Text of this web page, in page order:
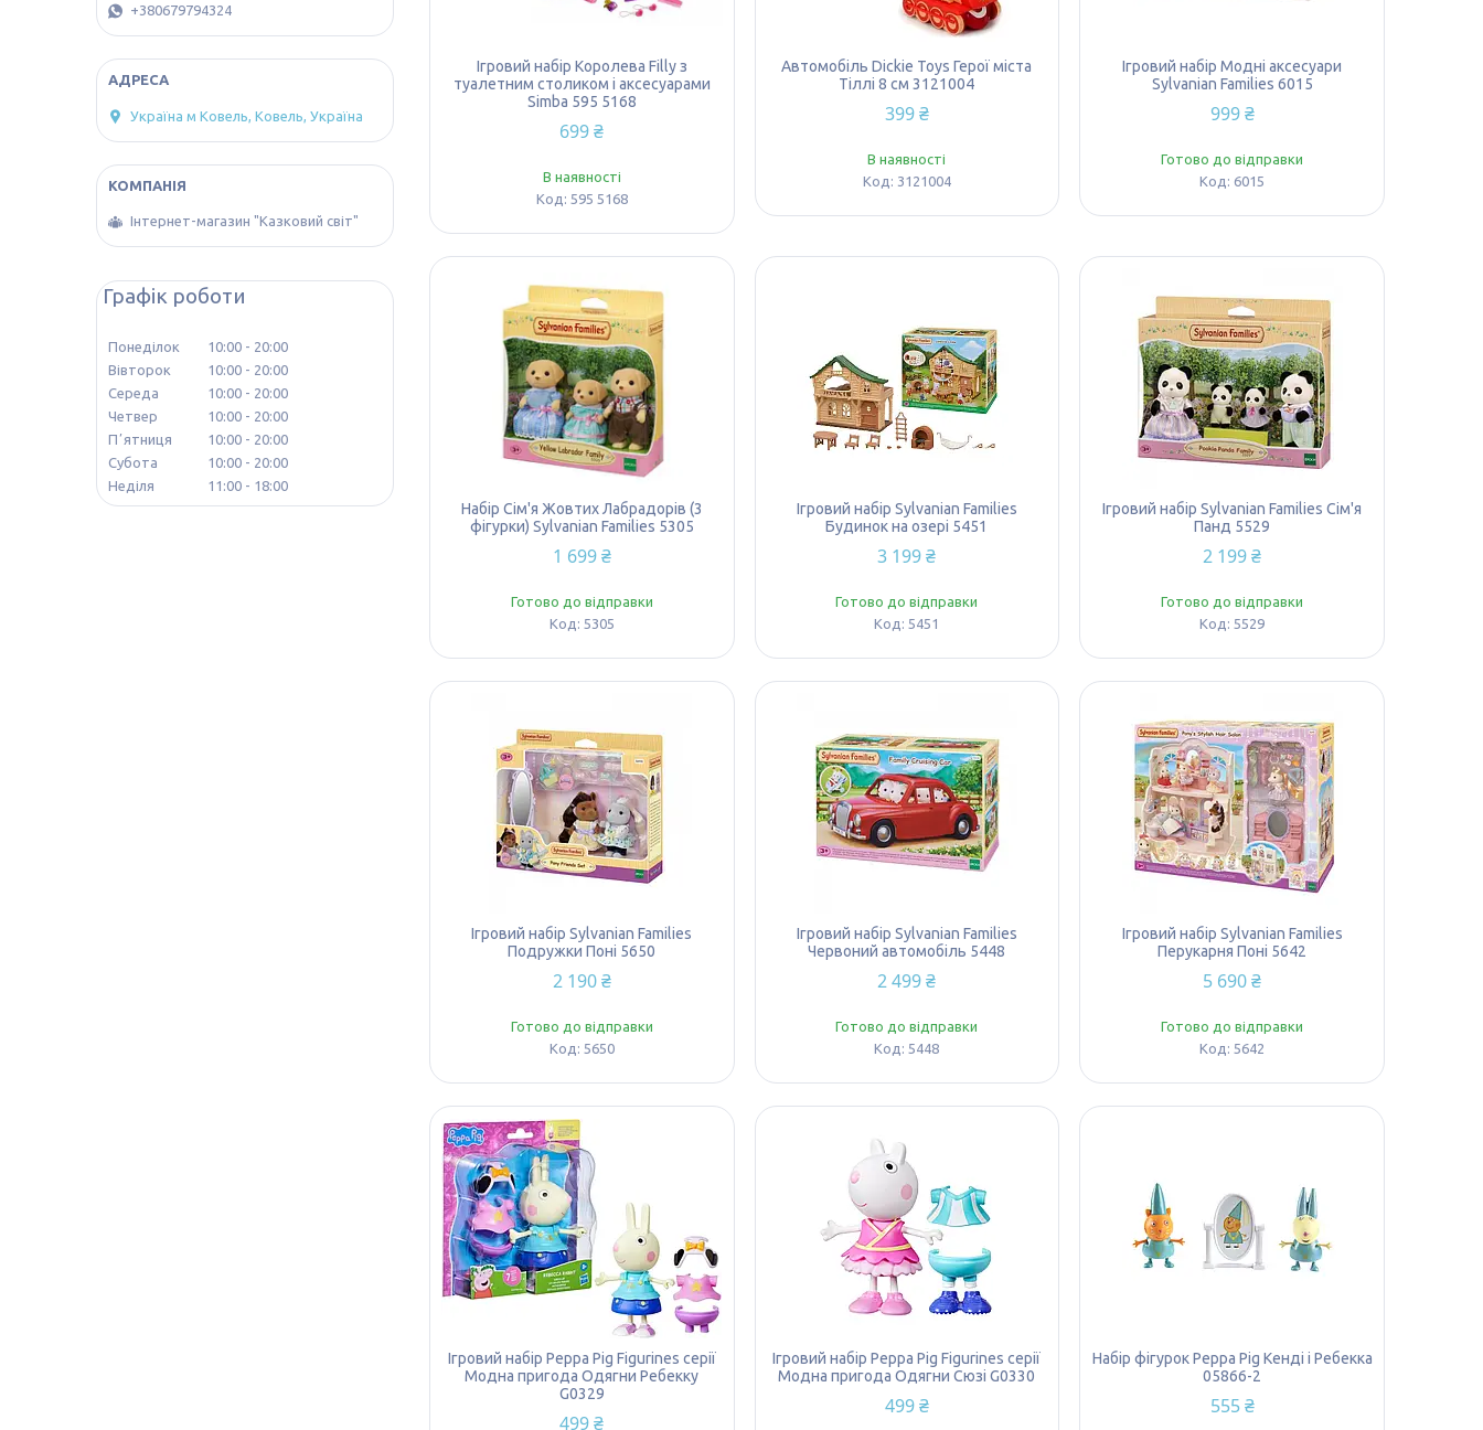
Ігровий набір Королева Filly з
туалетним столиком і аксесуарами
Simba 595 5168
699 ₴
В наявності
595 5168
Автомобіль Dickie Toys Герої міста
Тіллі 8 см 3121004
399 ₴
В наявності
3121004
Ігровий набір Модні аксесуари
Sylvanian Families 6015
999 ₴
Готово до відправки
6015
Набір Сім'я Жовтих Лабрадорів (3
фігурки) Sylvanian Families 5305
1 699 ₴
Готово до відправки
5305
Ігровий набір Sylvanian Families
Будинок на озері 5451
3 199 ₴
Готово до відправки
5451
Ігровий набір Sylvanian Families Сім'я
Панд 5529
2 199 ₴
Готово до відправки
5529
Ігровий набір Sylvanian Families
Подружки Поні 5650
2 190 ₴
Готово до відправки
5650
Ігровий набір Sylvanian Families
Червоний автомобіль 5448
2 499 ₴
Готово до відправки
5448
Ігровий набір Sylvanian Families
Перукарня Поні 5642
5 690 ₴
Готово до відправки
5642
Ігровий набір Peppa Pig Figurines серії
Модна пригода Одягни Ребекку
G0329
499 ₴
Ігровий набір Peppa Pig Figurines серії
Модна пригода Одягни Сюзі G0330
499 ₴
Набір фігурок Peppa Pig Кенді і Ребекка
05866-2
555 ₴
+380679794324
Україна м Ковель, Ковель, Україна
Інтернет-магазин "Казковий світ"
Графік роботи
Понеділок 10:00
20:00
Вівторок
10:00
20:00
Середа
10:00
20:00
Четвер
10:00
20:00
Пʼятниця
10:00
20:00
Субота
10:00
20:00
Неділя
11:00 18:00